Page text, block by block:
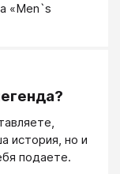
«Men`s
история, но и
подаете.